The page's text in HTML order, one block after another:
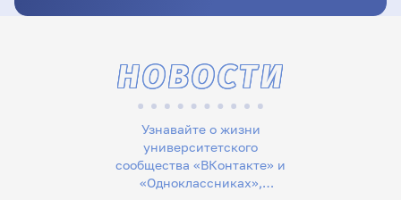
Узнавайте о жизни
университетского
сообщества «ВКонтакте» и
«Одноклассниках»,
НОВОСТИ